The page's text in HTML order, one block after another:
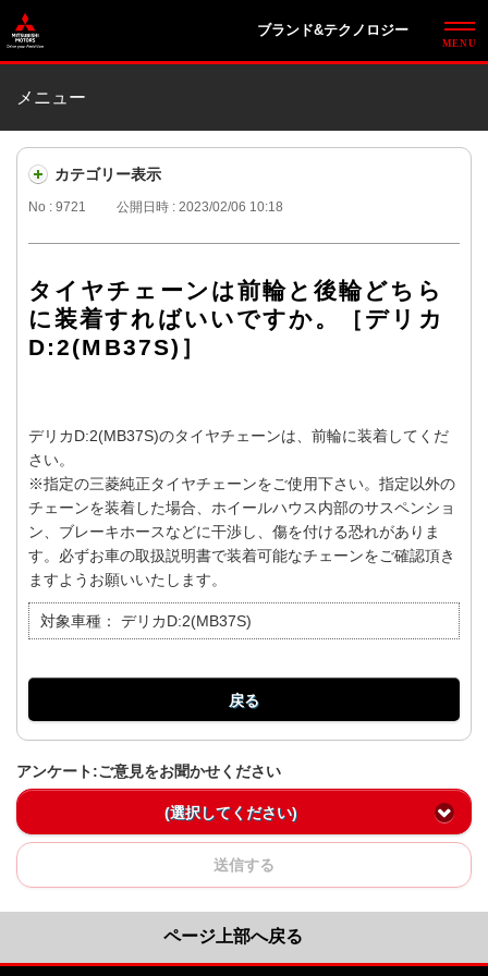
ブランド&テクノロジー
メニュー
カテゴリー表示
No : 9721 公開日時 : 2023/02/06 10:18
タイヤチェーンは前輪と後輪どちら
に装着すればいいですか。［デリカ
D:2(MB37S)］
デリカD:2(MB37S)のタイヤチェーンは、前輪に装着してくだ
さい。
※指定の三菱純正タイヤチェーンをご使用下さい。指定以外の
チェーンを装着した場合、ホイールハウス内部のサスペンショ
ン、ブレーキホースなどに干渉し、傷を付ける恐れがありま
す。必ずお車の取扱説明書で装着可能なチェーンをご確認頂き
ますようお願いいたします。
対象車種： デリカD:2(MB37S)
戻る
アンケート:ご意見をお聞かせください
(選択してください)
送信する
ページ上部へ戻る